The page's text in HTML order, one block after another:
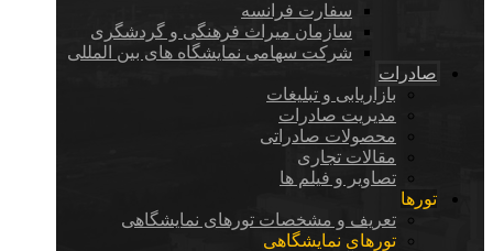
سفارت فرانسه
سازمان میراث فرهنگی و گردشگری
شرکت سهامی نمایشگاه های بین المللی
صادرات
بازاریابی و تبلیغات
مدیریت صادرات
محصولات صادراتی
مقالات تجاری
تصاویر و فیلم ها
تورها
تعریف و مشخصات تورهای نمایشگاهی
تورهای نمایشگاهی